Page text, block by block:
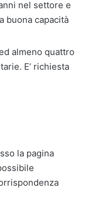
nel settore e
buona capacità
almeno quattro
E’ richiesta
la pagina